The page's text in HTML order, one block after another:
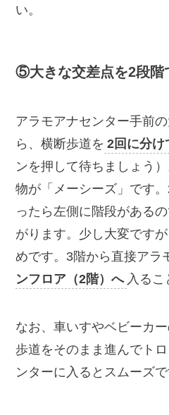
い。
⑤大きな交差点を2段階
アラモアナセンター手前
ら、横断歩道を 2回に分け
ンを押して待ちましょう
物が「メーシーズ」です
ったら左側に階段がある
がります。少し大変です
めです。3階から直接アラ
ンフロア（2階）へ 入るこ
なお、車いすやベビーカ
歩道をそのまま進んでト
ンターに入るとスムーズで